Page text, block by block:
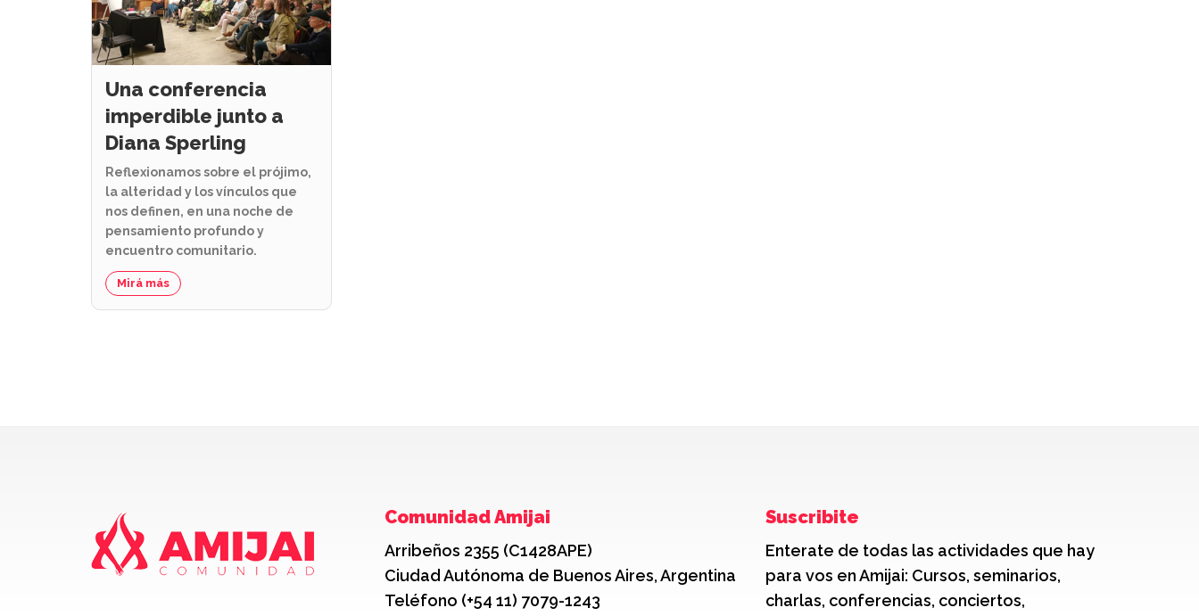
Una conferencia
imperdible junto a
Diana Sperling
Reflexionamos sobre el prójimo,
la alteridad y los vínculos que
nos definen, en una noche de
pensamiento profundo y
encuentro comunitario.
Mirá más
Comunidad Amijai
Arribeños 2355 (C1428APE)
Ciudad Autónoma de Buenos Aires, Argentina
Teléfono (+54 11) 7079-1243
Suscribite
Enterate de todas las actividades que hay
para vos en Amijai: Cursos, seminarios,
charlas, conferencias, conciertos,